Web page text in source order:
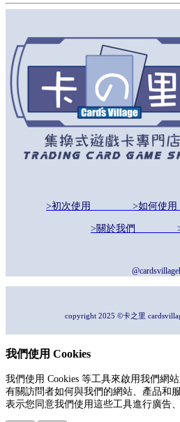
>初次使用 >如何使用
>關於我們
copyright 2025 ©卡之里
我們使用 Cookies
我們使用 Cookies 等工具來啟用我們網
有關訪問者如何與我們的網站、產品和
表示您同意我們使用這些工具進行廣告